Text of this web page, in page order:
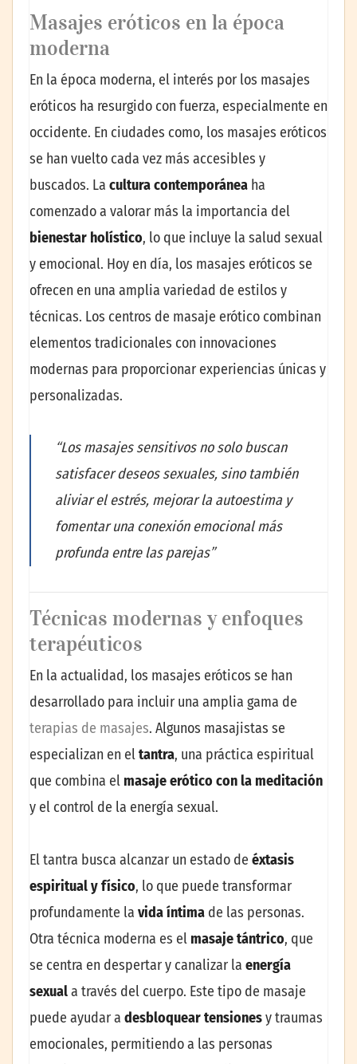
Masajes eróticos en la época
moderna
En la época moderna, el interés por los masajes
eróticos ha resurgido con fuerza, especialmente en
occidente. En ciudades como, los masajes eróticos
se han vuelto cada vez más accesibles y
buscados. La cultura contemporánea ha
comenzado a valorar más la importancia del
bienestar holístico, lo que incluye la salud sexual
y emocional. Hoy en día, los masajes eróticos se
ofrecen en una amplia variedad de estilos y
técnicas. Los centros de masaje erótico combinan
elementos tradicionales con innovaciones
modernas para proporcionar experiencias únicas y
personalizadas.
“Los masajes sensitivos no solo buscan
satisfacer deseos sexuales, sino también
aliviar el estrés, mejorar la autoestima y
fomentar una conexión emocional más
profunda entre las parejas”
Técnicas modernas y enfoques
terapéuticos
En la actualidad, los masajes eróticos se han
desarrollado para incluir una amplia gama de
terapias de masajes. Algunos masajistas se
especializan en eltantra, una práctica espiritual
que combina el masaje erótico con la meditación
y el control de la energía sexual.
El tantra busca alcanzar un estado de éxtasis
espiritual y físico, lo que puede transformar
profundamente la vida íntima de las personas.
Otra técnica moderna es el masaje tántrico, que
se centra en despertar y canalizar la energía
sexuala través del cuerpo. Este tipo de masaje
puede ayudar a desbloquear tensionesy traumas
emocionales, permitiendo a las personas